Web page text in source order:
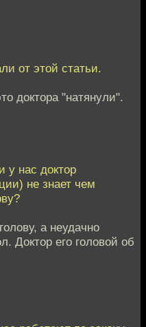
от этой статьи.
доктора "натянули".
у нас доктор
не знает чем
а неудачно
Доктор его головой об